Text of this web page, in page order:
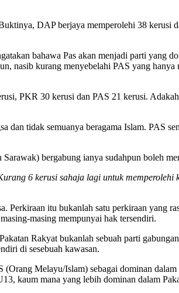
DAP berjaya memperolehi 38 kerusi
bahawa Pas akan menjadi parti yang
nasib kurang menyebelahi PAS yang
PKR 30 kerusi dan PAS 21 kerusi.
tidak semuanya beragama Islam. PAS
bergabung ianya sudahpun boleh
6 kerusi sahaja lagi untuk memperolehi
Perkiraan itu bukanlah satu perkiraan yang
masing mempunyai hak tersendiri.
Rakyat bukanlah sebuah parti
di sesebuah kawasan.
Melayu/Islam) sebagai dominan
kaum mana yang lebih dominan dalam